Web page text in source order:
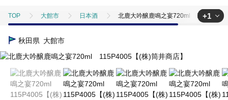
TOP 大館市 日本酒 北鹿大吟醸鹿鳴之宴720ml 115P4005
TOP
+1
秋田県 大館市